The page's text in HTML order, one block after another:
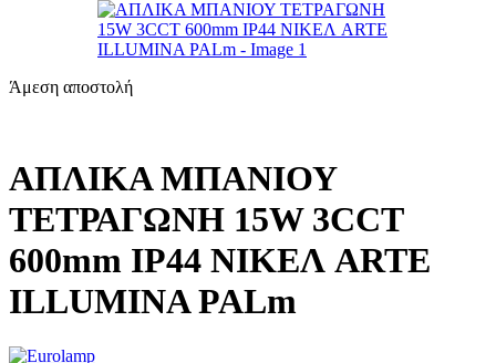
Άμεση αποστολή
ΑΠΛΙΚΑ ΜΠΑΝΙΟΥ
ΤΕΤΡΑΓΩΝΗ 15W 3CCT
600mm IP44 ΝΙΚΕΛ ARTE
ILLUMINA PALm